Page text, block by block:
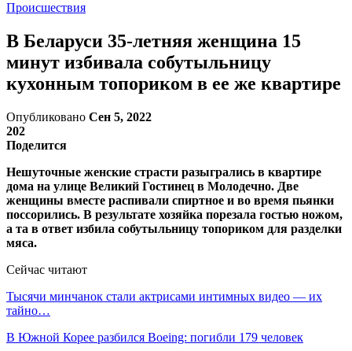
Происшествия
В Беларуси 35-летняя женщина 15
минут избивала собутыльницу
кухонным топориком в ее же квартире
Опубликовано Сен 5, 2022
202
Поделится
Нешуточные женские страсти разыгрались в квартире
дома на улице Великий Гостинец в Молодечно. Две
женщины вместе распивали спиртное и во время пьянки
поссорились. В результате хозяйка порезала гостью ножом,
а та в ответ избила собутыльницу топориком для разделки
мяса.
Сейчас читают
Тысячи минчанок стали актрисами интимных видео — их
тайно…
В Южной Корее разбился Boeing: погибли 179 человек